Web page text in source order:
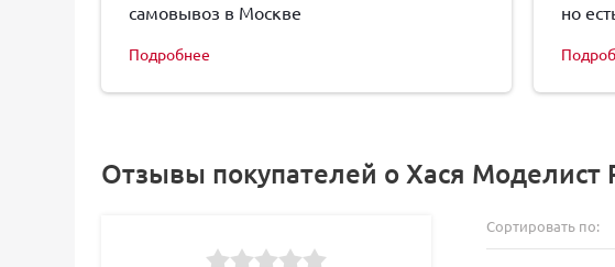
самовывоз в Москве
Подробнее
но
Отзывы покупателей о Хася Моделист
Сортировать по: